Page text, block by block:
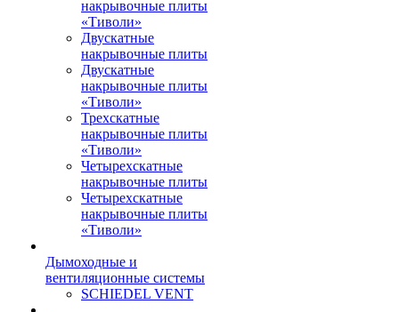
накрывочные плиты
«Тиволи»
Двускатные
накрывочные плиты
Двускатные
накрывочные плиты
«Тиволи»
Трехскатные
накрывочные плиты
«Тиволи»
Четырехскатные
накрывочные плиты
Четырехскатные
накрывочные плиты
«Тиволи»
Дымоходные и
вентиляционные системы
SCHIEDEL VENT